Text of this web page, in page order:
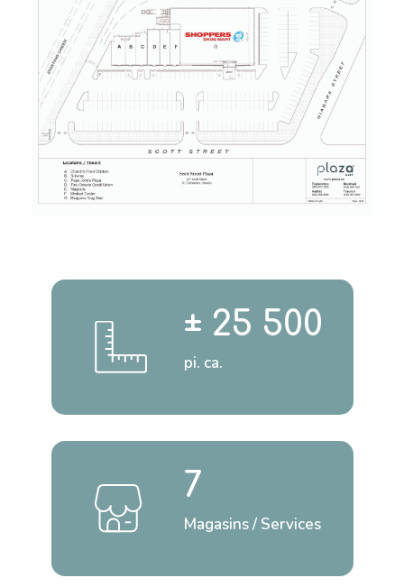
± 25 500
pi. ca.
7
Magasins / Services